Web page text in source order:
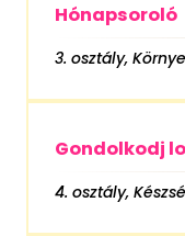
Hónapsoroló
3. osztály,
Gondolkodj
4. osztály,